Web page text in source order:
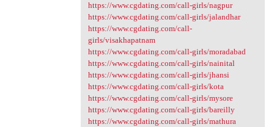
https://www.cgdating.com/call-girls/nagpur
https://www.cgdating.com/call-girls/jalandhar
https://www.cgdating.com/call-
girls/visakhapatnam
https://www.cgdating.com/call-girls/moradabad
https://www.cgdating.com/call-girls/nainital
https://www.cgdating.com/call-girls/jhansi
https://www.cgdating.com/call-girls/kota
https://www.cgdating.com/call-girls/mysore
https://www.cgdating.com/call-girls/bareilly
https://www.cgdating.com/call-girls/mathura